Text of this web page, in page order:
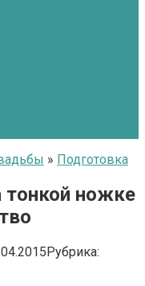
» Подготовка
ножке
Рубрика: